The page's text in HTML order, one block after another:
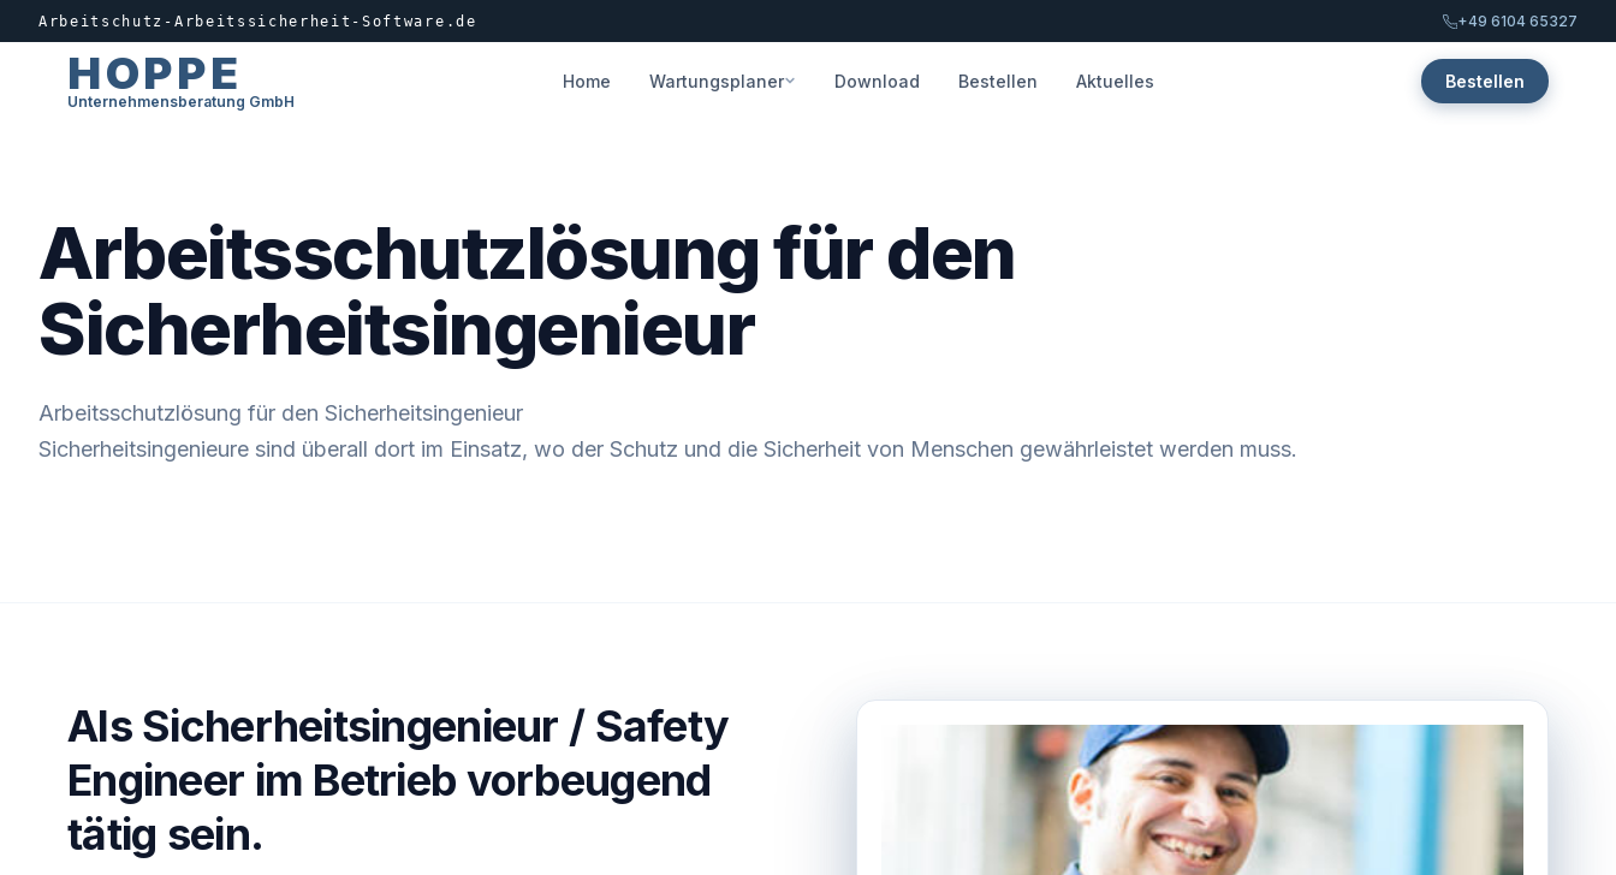
Arbeitschutz-Arbeitssicherheit-Software.de +49 6104 65327
HOPPE
Unternehmensberatung GmbH
Home Wartungsplaner Download Bestellen Aktuelles Bestellen
Arbeitsschutzlösung für den
Sicherheitsingenieur
Arbeitsschutzlösung für den Sicherheitsingenieur
Sicherheitsingenieure sind überall dort im Einsatz, wo der Schutz und die Sicherheit von Menschen gewährleistet werden muss.
Als Sicherheitsingenieur / Safety
Engineer im Betrieb vorbeugend
tätig sein.